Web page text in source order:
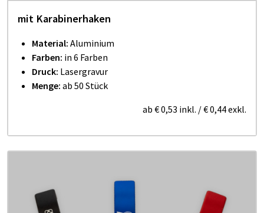
mit Karabinerhaken
Material: Aluminium
Farben: in 6 Farben
Druck: Lasergravur
Menge: ab 50 Stück
ab € 0,53 inkl. /€ 0,44exkl.